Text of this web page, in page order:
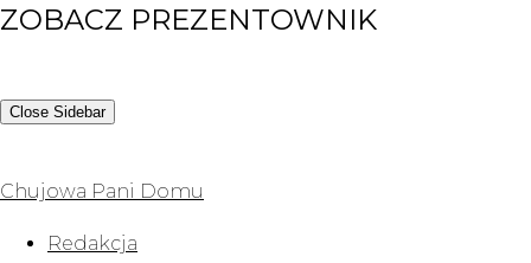
ZOBACZ PREZENTOWNIK
Close Sidebar
Chujowa Pani Domu
Redakcja